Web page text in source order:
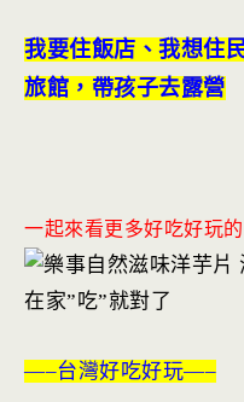
我要住飯店、我想住
旅館，帶孩子去露營
一起來看更多好吃好玩的
—–台灣好吃好玩—–